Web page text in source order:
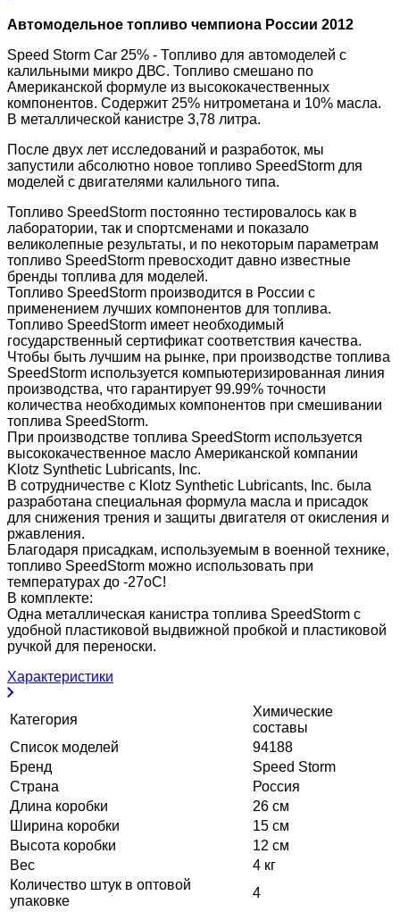
Автомодельное топливо чемпиона России 2012
Speed Storm Car 25% - Топливо для автомоделей с
калильными микро ДВС. Топливо смешано по
Американской формуле из высококачественных
компонентов. Содержит 25% нитрометана и 10% масла.
В металлической канистре 3,78 литра.
После двух лет исследований и разработок, мы
запустили абсолютно новое топливо SpeedStorm для
моделей с двигателями калильного типа.
Топливо SpeedStorm постоянно тестировалось как в
лаборатории, так и спортсменами и показало
великолепные результаты, и по некоторым параметрам
топливо SpeedStorm превосходит давно известные
бренды топлива для моделей.
Топливо SpeedStorm производится в России с
применением лучших компонентов для топлива.
Топливо SpeedStorm имеет необходимый
государственный сертификат соответствия качества.
Чтобы быть лучшим на рынке, при производстве топлива
SpeedStorm используется компьютеризированная линия
производства, что гарантирует 99.99% точности
количества необходимых компонентов при смешивании
топлива SpeedStorm.
При производстве топлива SpeedStorm используется
высококачественное масло Американской компании
Klotz Synthetic Lubricants, Inc.
В сотрудничестве с Klotz Synthetic Lubricants, Inc. была
разработана специальная формула масла и присадок
для снижения трения и защиты двигателя от окисления и
ржавления.
Благодаря присадкам, используемым в военной технике,
топливо SpeedStorm можно использовать при
температурах до -27oC!
В комплекте:
Одна металлическая канистра топлива SpeedStorm с
удобной пластиковой выдвижной пробкой и пластиковой
ручкой для переноски.
Характеристики
Категория
Химические
составы
Список моделей
94188
Бренд
Speed Storm
Страна
Россия
Длина коробки
26 см
Ширина коробки
15 см
Высота коробки
12 см
Вес
4 кг
Количество штук в оптовой
упаковке
4